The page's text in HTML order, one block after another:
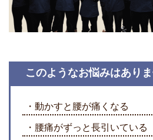
このようなお悩みはあり
・動かすと腰が痛くなる
・腰痛がずっと長引いている